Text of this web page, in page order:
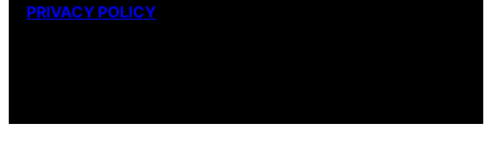
PRIVACY POLICY